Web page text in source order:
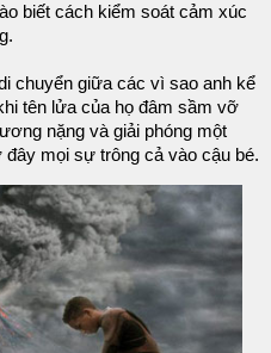
biết cách kiểm soát cảm xúc
chuyển giữa các vì sao anh kể
tên lửa của họ đâm sầm vỡ
nặng và giải phóng một
mọi sự trông cả vào cậu bé.